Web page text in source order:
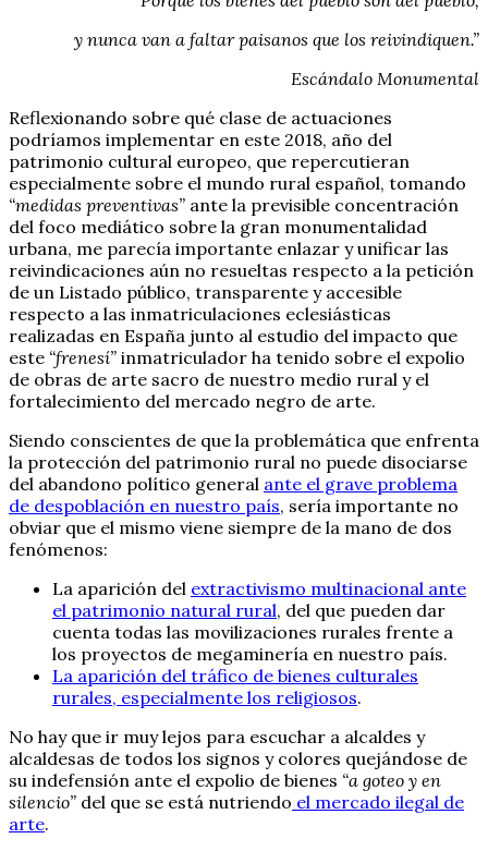
y nunca van a faltar paisanos que los reivindiquen.”
Escándalo Monumental
Reflexionando sobre qué clase de actuaciones
podríamos implementar en este 2018, año del
patrimonio cultural europeo, que repercutieran
especialmente sobre el mundo rural español, tomando
“medidas preventivas” ante la previsible concentración
del foco mediático sobre la gran monumentalidad
urbana, me parecía importante enlazar y unificar las
reivindicaciones aún no resueltas respecto a la petición
de un Listado público, transparente y accesible
respecto a las inmatriculaciones eclesiásticas
realizadas en España junto al estudio del impacto que
este “frenesí” inmatriculador ha tenido sobre el expolio
de obras de arte sacro de nuestro medio rural y el
fortalecimiento del mercado negro de arte.
Siendo conscientes de que la problemática que enfrenta
la protección del patrimonio rural no puede disociarse
del abandono político general ante el grave problema
de despoblación en nuestro país, sería importante no
obviar que el mismo viene siempre de la mano de dos
fenómenos:
La aparición del extractivismo multinacional ante
el patrimonio natural rural, del que pueden dar
cuenta todas las movilizaciones rurales frente a
los proyectos de megaminería en nuestro país.
La aparición del tráfico de bienes culturales
rurales, especialmente los religiosos.
No hay que ir muy lejos para escuchar a alcaldes y
alcaldesas de todos los signos y colores quejándose de
su indefensión ante el expolio de bienes “a goteo y en
silencio” del que se está nutriendo el mercado ilegal de
arte.